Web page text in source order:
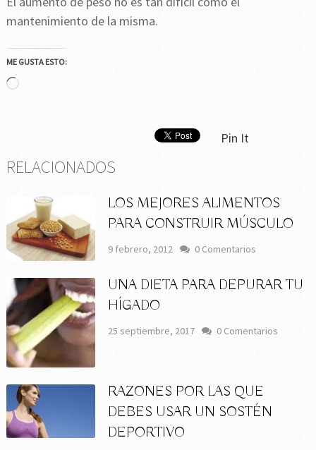
mantenimiento de la misma.
ME GUSTA ESTO:
Cargando...
Pin It
RELACIONADOS
LOS MEJORES ALIMENTOS
PARA CONSTRUIR MÚSCULO
9 febrero, 2012 0 Comentarios
UNA DIETA PARA DEPURAR TU
HÍGADO
25 septiembre, 2017 0 Comentarios
RAZONES POR LAS QUE
DEBES USAR UN SOSTÉN
DEPORTIVO